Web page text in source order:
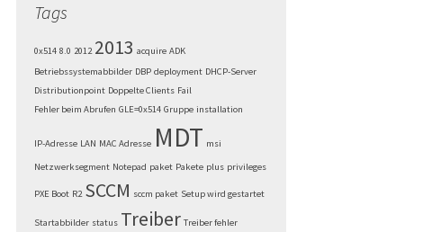
Tags
0x514 8.0 2012 2013 acquire ADK
Betriebssystemabbilder DBP deployment DHCP-Server
Distributionpoint Doppelte Clients Fail
Fehler beim Abrufen GLE=0x514 Gruppe installation
IP-Adresse LAN MAC Adresse MDT msi
Netzwerksegment Notepad paket Pakete plus privileges
PXE Boot R2 SCCM sccm paket Setup wird gestartet
Startabbilder status Treiber Treiber fehler